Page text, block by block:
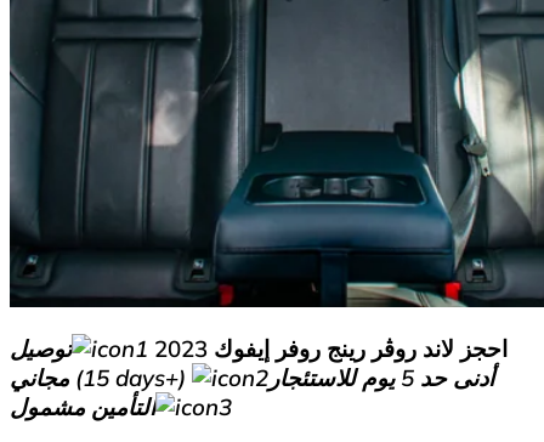
احجز لاند روڤر رينج روفر إيفوك 2023
توصيل
مجاني (15 days+)
أدنى حد 5 يوم للاستئجار
التأمين مشمول